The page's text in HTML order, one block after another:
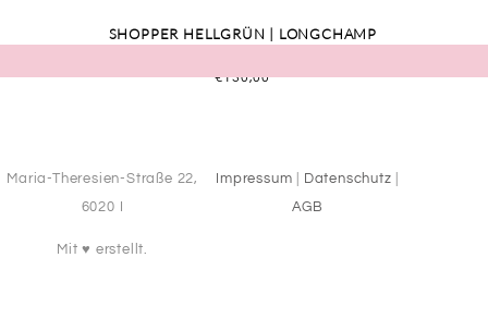
SHOPPER HELLGRÜN | LONGCHAMP
€130,00
Maria-Theresien-Straße 22,
6020 I
Mit ♥️ erstellt.
Impressum Datenschutz
AGB